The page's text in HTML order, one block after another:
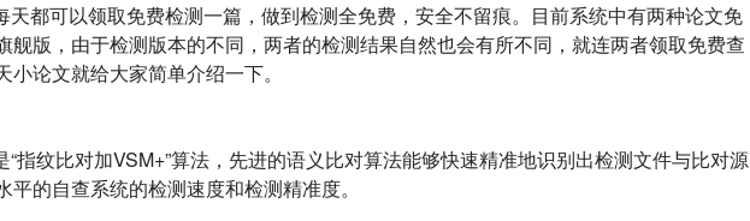
天都可以领取免费检测一篇，做到检测全免费，安全不留痕。目前系统中有两种论文免
版，由于检测版本的不同，两者的检测结果自然也会有所不同，就连两者领取免费查
论文就给大家简单介绍一下。
指纹比对加VSM+”算法，先进的语义比对算法能够快速精准地识别出检测文件与比对源
的自查系统的检测速度和检测精准度。